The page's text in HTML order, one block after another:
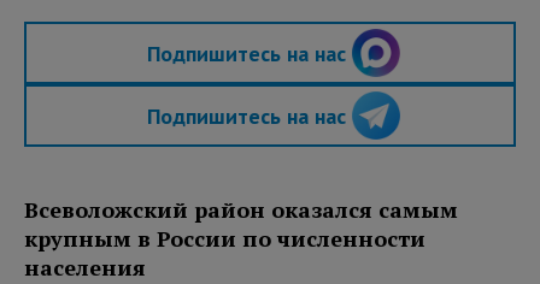
Подпишитесь на нас
Подпишитесь на нас
Всеволожский район оказался самым
крупным в России по численности
населения